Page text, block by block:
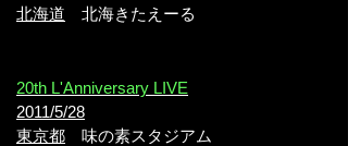
北海道 北海きたえーる
20th L'Anniversary LIVE
2011/5/28
東京都 味の素スタジアム